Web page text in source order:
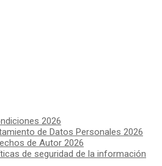
2026
de Datos Personales 2026
de Autor 2026
de seguridad de la información